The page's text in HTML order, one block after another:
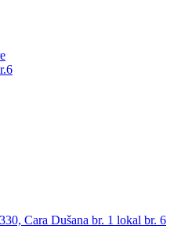
Cara Dušana br. 1 lokal br. 6